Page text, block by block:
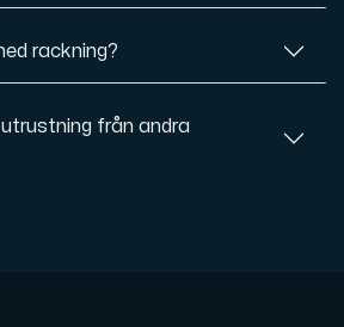
rackning?
från andra